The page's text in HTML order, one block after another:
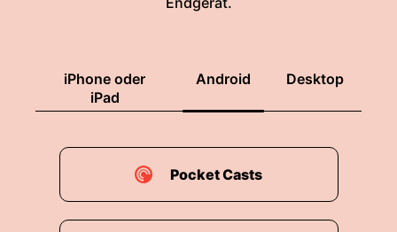
iPhone oder
iPad
Android Desktop
Pocket Casts